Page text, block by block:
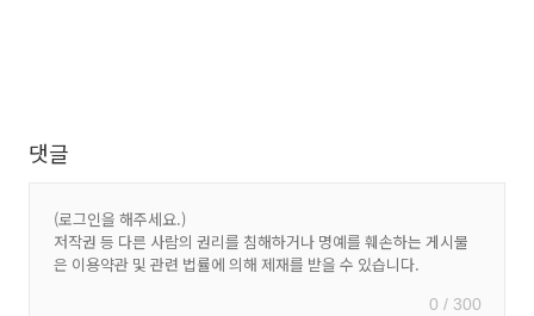
댓글
0 / 300